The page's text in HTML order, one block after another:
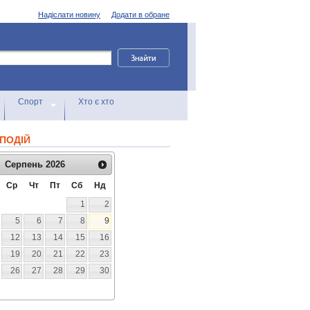
Додати в обране
Надіслати новину
Спорт Хто є хто
Серпень 2026
Ср Чт Пт Сб
Нд
1
2
5 6 7 8
9
12 13 14 15
16
19 20 21 22
23
26 27 28 29
30